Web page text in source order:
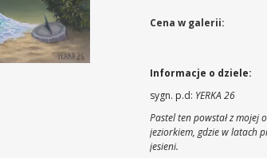
Cena w galerii:
Informacje o dziele:
sygn. p.d: YERKA 26
Pastel ten powstał z
jeziorkiem, gdzie w latach
jesieni.